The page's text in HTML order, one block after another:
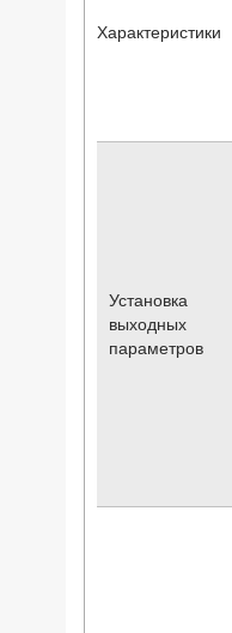
Характеристики
Установка
выходных
параметров